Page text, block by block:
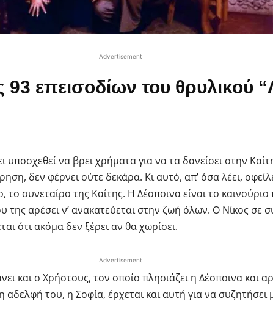
Advertisement
93 επεισοδίων του θρυλικού
να βρει χρήματα για να τα δανείσει στην
δεν φέρνει ούτε δεκάρα. Κι αυτό, απ’ όσα λέει,
το συνεταίρο της Καίτης. Η Δέσποινα είναι το
της αρέσει ν’ ανακατεύεται στην ζωή όλων. Ο Νίκος σε
ότι ακόμα δεν ξέρει αν θα χωρίσει.
Advertisement
και ο Χρήστους, τον οποίο πλησιάζει η Δέσποινα και
του, η Σοφία, έρχεται και αυτή για να συζητήσει